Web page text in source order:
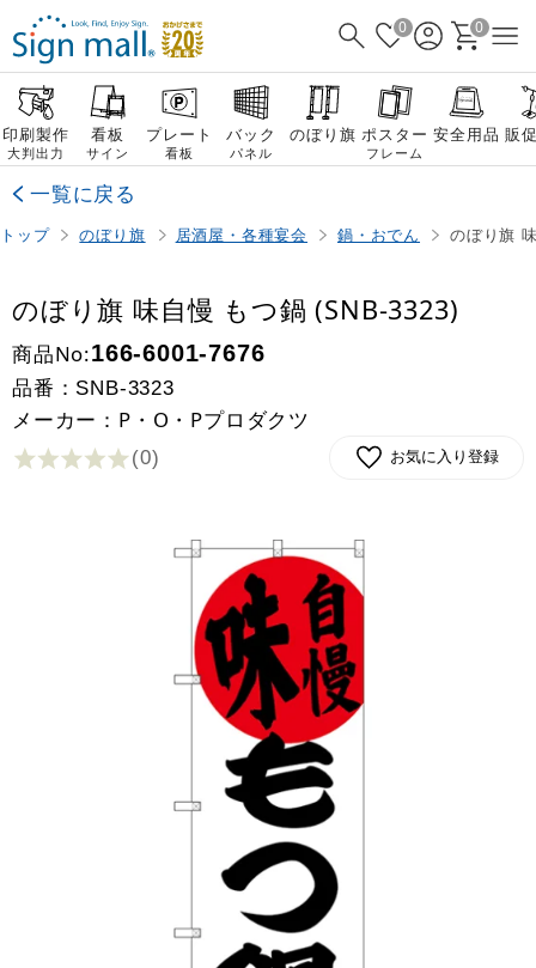
0 0
印刷製作
大判出力
看板
サイン
プレート
看板
バック
パネル
のぼり旗 ポスター
フレーム
安全用品 販
一覧に戻る
トップ のぼり旗 居酒屋・各種宴会 鍋・おでん のぼり旗
のぼり旗 味自慢 もつ鍋 (SNB-3323)
商品No:166-6001-7676
品番： SNB-3323
メーカー：P・O・Pプロダクツ
(0) お気に入り登録